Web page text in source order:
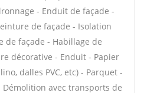
- Enduit de façade -
de façade - Isolation
de façade - Habillage de
décorative - Enduit - Papier
dalles PVC, etc) - Parquet -
Démolition avec transports de